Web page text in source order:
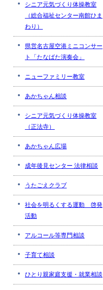
シニア元気づくり体操教室
（総合福祉センター南館ひま
わり）
県営名古屋空港ミニコンサー
ト「たなばた演奏会」
ニューファミリー教室
あかちゃん相談
シニア元気づくり体操教室
（正法寺）
あかちゃん広場
成年後見センター 法律相談
うたごえクラブ
社会を明るくする運動 啓発
活動
アルコール等専門相談
子育て相談
ひとり親家庭支援・就業相談